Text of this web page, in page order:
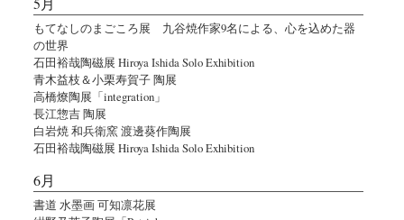
もてなしのまごころ展 九谷焼作家9名による、心を込めた器
の世界
石田裕哉陶磁展 Hiroya Ishida Solo Exhibition
青木益枝＆小栗寿賀子 陶展
高橋燎陶展「integration」
長江惣吉 陶展
白岩焼 和兵衛窯 渡邊葵作陶展
石田裕哉陶磁展 Hiroya Ishida Solo Exhibition
6月
書道 水墨画 可知凛花展